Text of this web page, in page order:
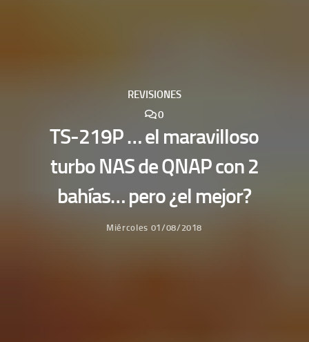
REVISIONES
0
TS-219P … el maravilloso
turbo NAS de QNAP con 2
bahías… pero ¿el mejor?
Miércoles 01/08/2018